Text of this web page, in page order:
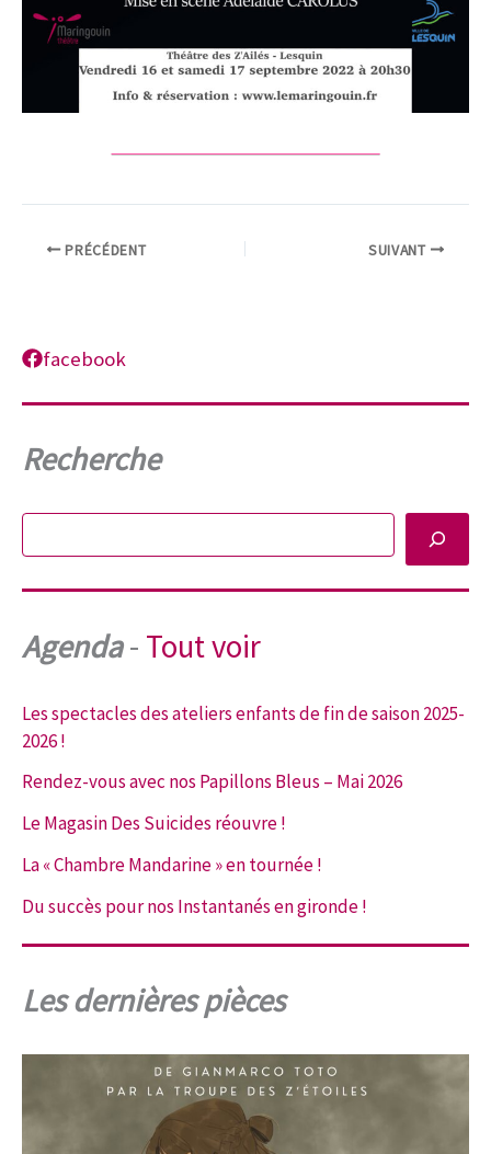
PRÉCÉDENT SUIVANT
facebook
Recherche
Rechercher
Agenda- Tout voir
Les spectacles des ateliers enfants de fin de saison 2025-
2026 !
Rendez-vous avec nos Papillons Bleus – Mai 2026
Le Magasin Des Suicides réouvre !
La « Chambre Mandarine » en tournée !
Du succès pour nos Instantanés en gironde !
Les dernières pièces